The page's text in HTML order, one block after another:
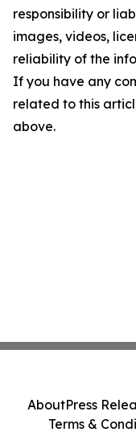
responsibility or
images, videos,
reliability of the
If you have any
related to this
above.
AboutPress
Terms &